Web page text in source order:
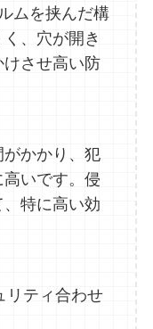
ムを挟んだ構
、穴が開き
させ高い防
かかり、犯
いです。侵
特に高い効
リティ合わせ